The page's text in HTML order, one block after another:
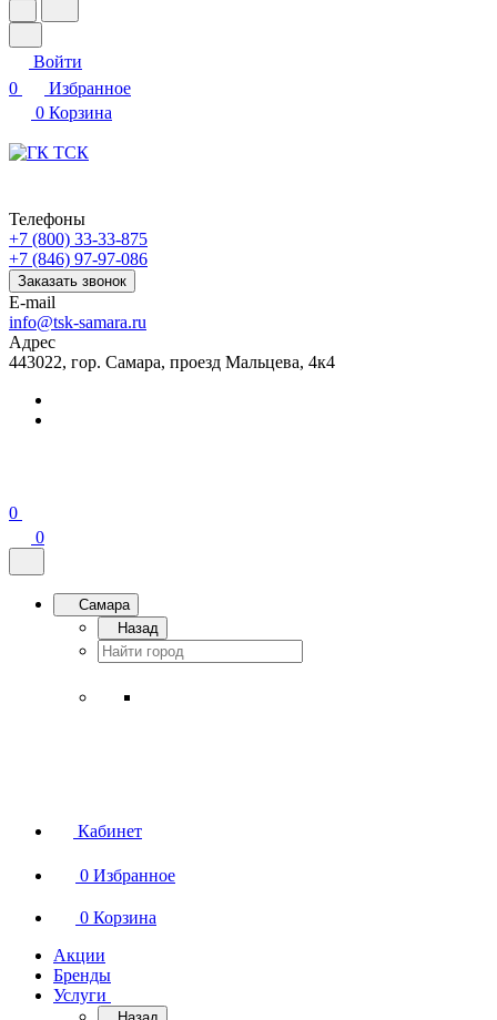
Войти
0
Избранное
0 Корзина
Телефоны
+7 (800) 33-33-875
+7 (846) 97-97-086
Заказать звонок
E-mail
info@tsk-samara.ru
Адрес
443022, гор. Самара, проезд Мальцева, 4к4
0
0
Самара
Назад
Кабинет
0 Избранное
0 Корзина
Акции
Бренды
Услуги